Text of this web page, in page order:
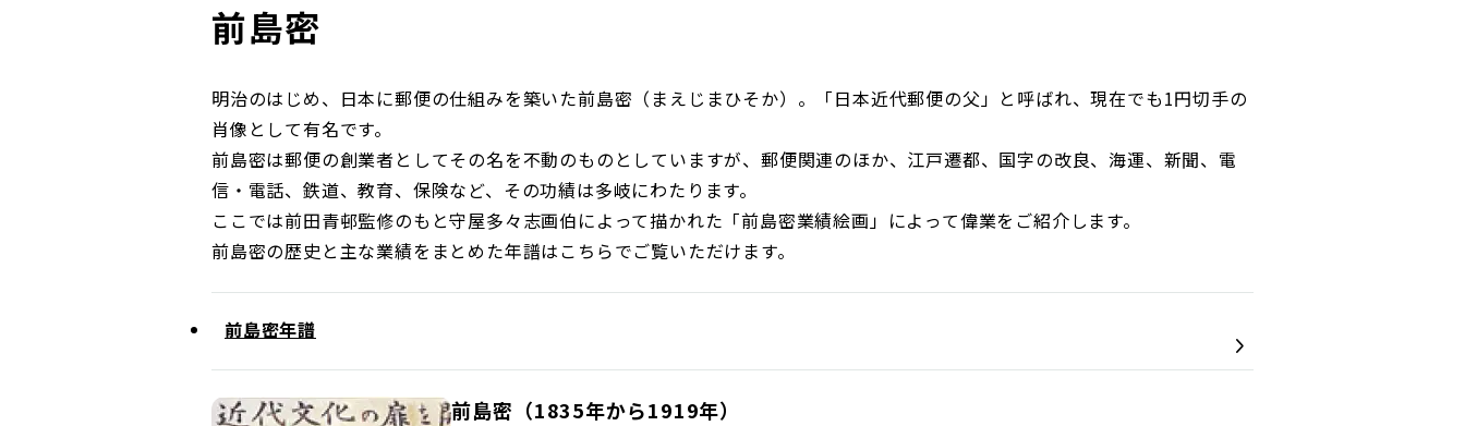
前島密
明治のはじめ、日本に郵便の仕組みを築いた前島密（まえじまひそか）。「日本近代郵便の父」と呼ばれ、現在でも1円切手の
肖像として有名です。
前島密は郵便の創業者としてその名を不動のものとしていますが、郵便関連のほか、江戸遷都、国字の改良、海運、新聞、電
信・電話、鉄道、教育、保険など、その功績は多岐にわたります。
ここでは前田青邨監修のもと守屋多々志画伯によって描かれた「前島密業績絵画」によって偉業をご紹介します。
前島密の歴史と主な業績をまとめた年譜はこちらでご覧いただけます。
前島密年譜
前島密（1835年から1919年）